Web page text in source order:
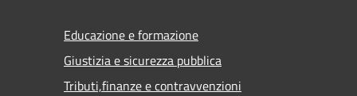
Educazione e formazione
Giustizia e sicurezza pubblica
Tributi,finanze e contravvenzioni